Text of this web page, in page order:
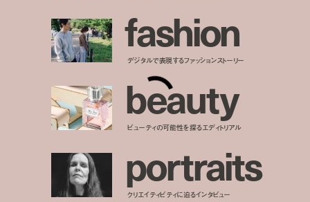
fashion
デジタルで表現するファッションストーリー
beauty
ビューティの可能性を探るエディトリアル
portraits
クリエイティビティに迫るインタビュー